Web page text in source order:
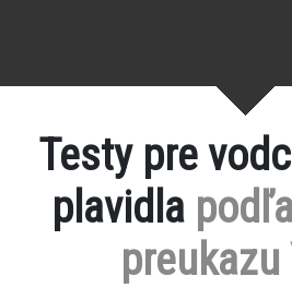
Testy pre
plavidla
preukazu